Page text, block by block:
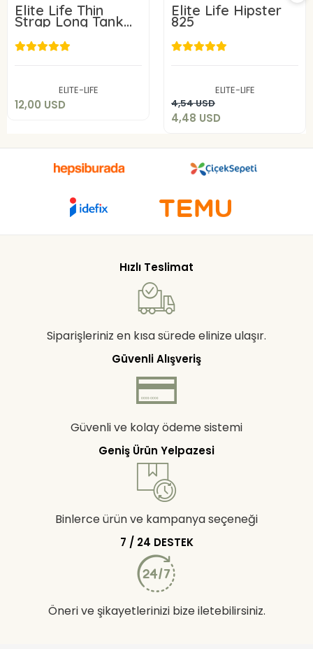
Elite Life Thin
Strap Long Tank
Top 847XXL-3X
ELITE-LIFE
12,00 USD
12,00 USD
Elite Life Hipster
825
ELITE-LIFE
4,54 USD
4,48 USD
Add to cart
Hızlı Teslimat
Siparişleriniz en kısa sürede elinize ulaşır.
Güvenli Alışveriş
Güvenli ve kolay ödeme sistemi
Geniş Ürün Yelpazesi
Binlerce ürün ve kampanya seçeneği
7 / 24 DESTEK
Öneri ve şikayetlerinizi bize iletebilirsiniz.